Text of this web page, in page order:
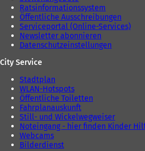
Ratsinformationssystem
Öffentliche Ausschreibungen
Serviceportal (Online-Services)
Newsletter abonnieren
Datenschutzeinstellungen
City Service
Stadtplan
WLAN-Hotspots
Öffentliche Toiletten
Fahrplanauskunft
Still- und Wickelwegweiser
Noteingang - hier finden Kinder
Webcams
Bilderdienst